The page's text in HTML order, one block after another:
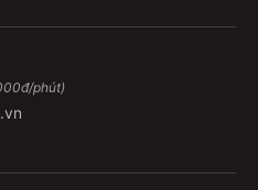
phút)